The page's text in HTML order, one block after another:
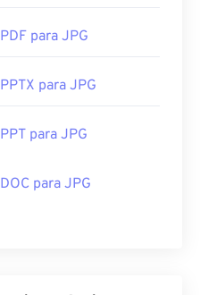
PDF para JPG
PPTX para JPG
PPT para JPG
DOC para JPG